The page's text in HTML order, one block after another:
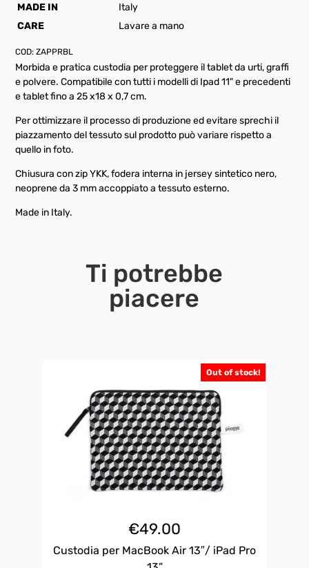
MADE IN
Italy
CARE
Lavare a mano
COD:ZAPPRBL
Morbida e pratica custodia per proteggere il tablet da urti, graffi
e polvere. Compatibile con tutti i modelli di Ipad 11" e precedenti
e tablet fino a 25 x18 x 0,7 cm.
Per ottimizzare il processo di produzione ed evitare sprechi il
piazzamento del tessuto sul prodotto può variare rispetto a
quello in foto.
Chiusura con zip YKK, fodera interna in jersey sintetico nero,
neoprene da 3 mm accoppiato a tessuto esterno.
Made in Italy.
Ti potrebbe
piacere
Out of stock!
€49.00
Custodia per MacBook Air 13″/ iPad Pro